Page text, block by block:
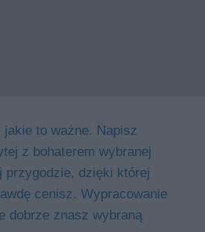
jakie to ważne. Napisz
z bohaterem wybranej
przygodzie, dzięki której
cenisz. Wypracowanie
dobrze znasz wybraną